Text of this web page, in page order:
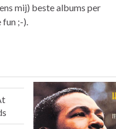
mij) beste albums per
fun ;-).